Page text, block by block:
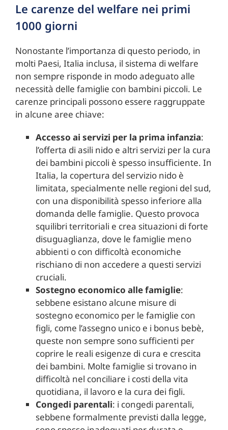
Le carenze del welfare nei primi
1000 giorni
Nonostante l’importanza di questo periodo, in
molti Paesi, Italia inclusa, il sistema di welfare
non sempre risponde in modo adeguato alle
necessità delle famiglie con bambini piccoli. Le
carenze principali possono essere raggruppate
in alcune aree chiave:
Accesso ai servizi per la prima infanzia:
l’offerta di asili nido e altri servizi per la cura
dei bambini piccoli è spesso insufficiente. In
Italia, la copertura del servizio nido è
limitata, specialmente nelle regioni del sud,
con una disponibilità spesso inferiore alla
domanda delle famiglie. Questo provoca
squilibri territoriali e crea situazioni di forte
disuguaglianza, dove le famiglie meno
abbienti o con difficoltà economiche
rischiano di non accedere a questi servizi
cruciali.
Sostegno economico alle famiglie:
sebbene esistano alcune misure di
sostegno economico per le famiglie con
figli, come l’assegno unico e i bonus bebè,
queste non sempre sono sufficienti per
coprire le reali esigenze di cura e crescita
dei bambini. Molte famiglie si trovano in
difficoltà nel conciliare i costi della vita
quotidiana, il lavoro e la cura dei figli.
Congedi parentali: i congedi parentali,
sebbene formalmente previsti dalla legge,